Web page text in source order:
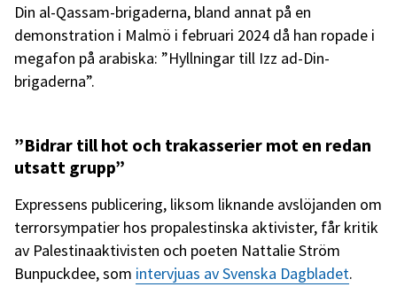
Din al-Qassam-brigaderna, bland annat på en
demonstration i Malmö i februari 2024 då han ropade i
megafon på arabiska: ”Hyllningar till Izz ad-Din-
brigaderna”.
”Bidrar till hot och trakasserier mot en redan
utsatt grupp”
Expressens publicering, liksom liknande avslöjanden om
terrorsympatier hos propalestinska aktivister, får kritik
av Palestinaaktivisten och poeten Nattalie Ström
Bunpuckdee, som intervjuas av Svenska Dagbladet.